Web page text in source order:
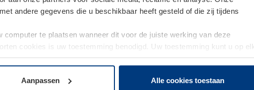
andere gegevens die u beschikbaar heeft gesteld of die zij tijdens
te plaatsen wanneer dit voor de juiste werking van deze
cookies is uw toestemming benodigd. Uw toestemming kunt u op elk
op onze website wijzigen of herroepen.
Aanpassen Alle cookies toestaan